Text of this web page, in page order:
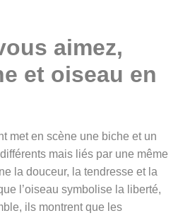
aimez,
et oiseau en
met en scène une biche et un
mais liés par une même
la douceur, la tendresse et la
l’oiseau symbolise la liberté,
ils montrent que les